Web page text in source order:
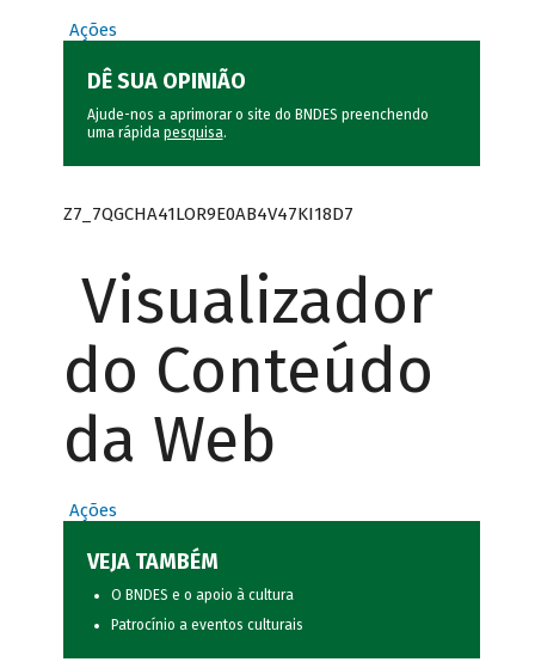
Ações
DÊ SUA OPINIÃO
Ajude-nos a aprimorar o site do BNDES preenchendo
uma rápida pesquisa.
Z7_7QGCHA41LOR9E0AB4V47KI18D7
Visualizador
do Conteúdo
da Web
Ações
VEJA TAMBÉM
O BNDES e o apoio à cultura
Patrocínio a eventos culturais